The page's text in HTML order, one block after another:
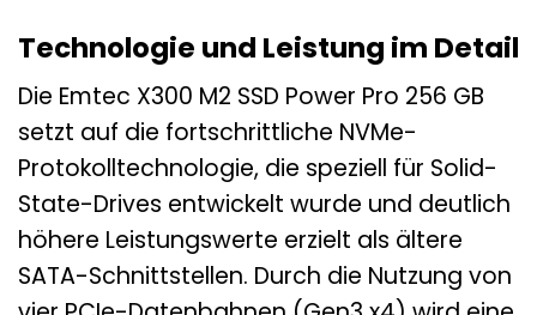
Technologie und Leistung im Detail
Die Emtec X300 M2 SSD Power Pro 256 GB
setzt auf die fortschrittliche NVMe-
Protokolltechnologie, die speziell für Solid-
State-Drives entwickelt wurde und deutlich
höhere Leistungswerte erzielt als ältere
SATA-Schnittstellen. Durch die Nutzung von